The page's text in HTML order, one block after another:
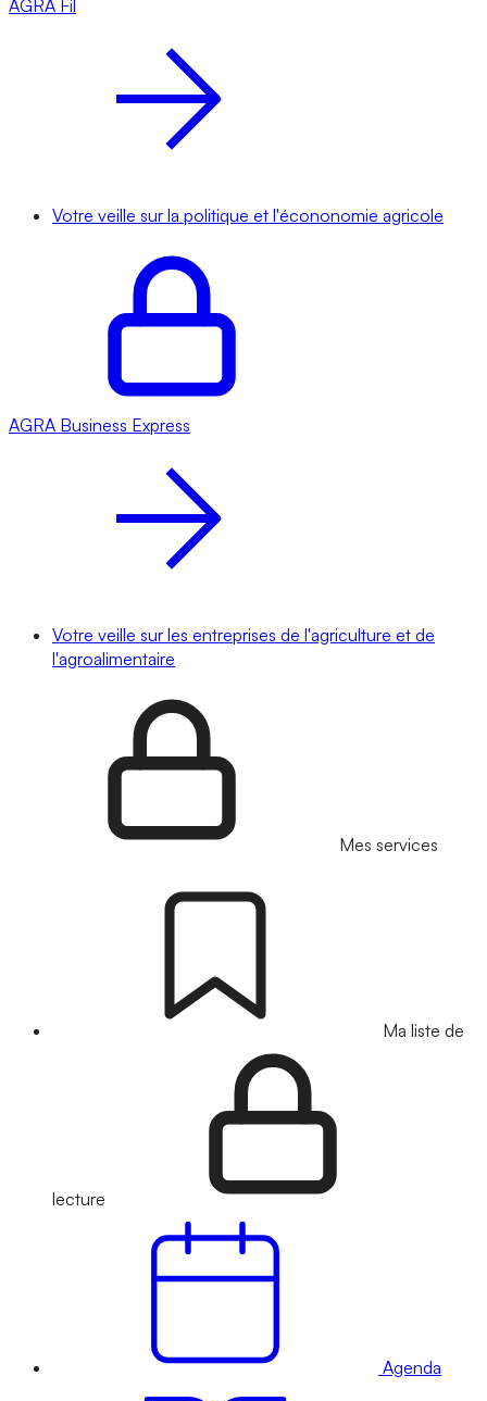
AGRA Fil
Votre veille sur la politique et l'écononomie agricole
AGRA Business Express
Votre veille sur les entreprises de l'agriculture et de
l'agroalimentaire
Mes services
Ma liste de
lecture
Agenda